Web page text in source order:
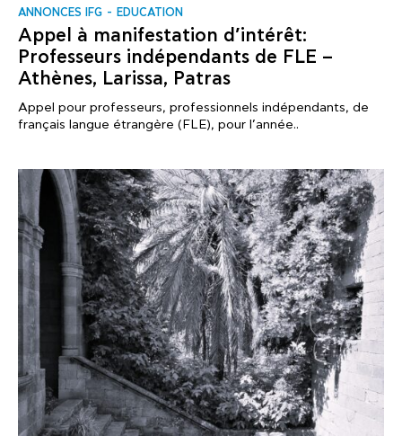
ANNONCES IFG EDUCATION
Appel à manifestation d’intérêt:
Professeurs indépendants de FLE –
Athènes, Larissa, Patras
Appel pour professeurs, professionnels indépendants, de
français langue étrangère (FLE), pour l’année..